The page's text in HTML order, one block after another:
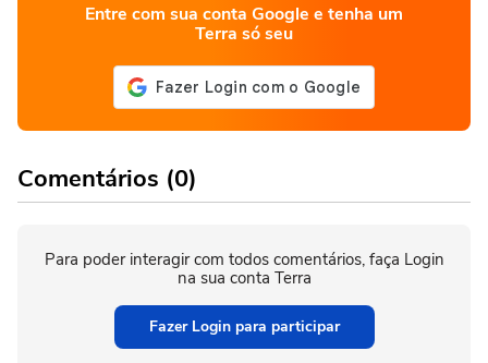
Entre com sua conta Google e tenha um
Terra só seu
Comentários (0)
Para poder interagir com todos comentários, faça Login
na sua conta Terra
Fazer Login para participar